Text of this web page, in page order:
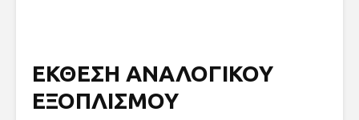
ΕΚΘΕΣΗ ΑΝΑΛΟΓΙΚΟΥ
ΕΞΟΠΛΙΣΜΟΥ